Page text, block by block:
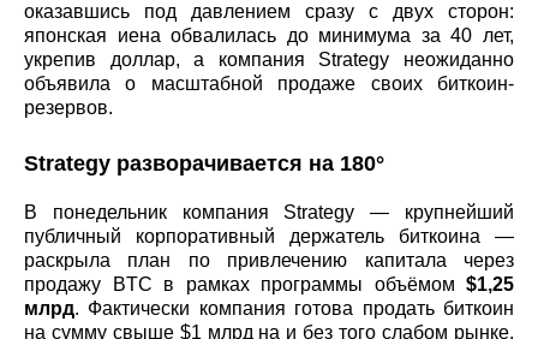
оказавшись под давлением сразу с двух сторон:
японская иена обвалилась до минимума за 40 лет,
укрепив доллар, а компания Strategy неожиданно
объявила о масштабной продаже своих биткоин-
резервов.
Strategy разворачивается на 180°
В понедельник компания Strategy — крупнейший
публичный корпоративный держатель биткоина —
раскрыла план по привлечению капитала через
продажу BTC в рамках программы объёмом $1,25
млрд. Фактически компания готова продать биткоин
на сумму свыше $1 млрд на и без того слабом рынке.